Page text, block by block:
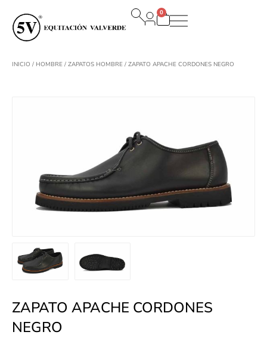
contenido
0
Carrito
INICIO / HOMBRE / ZAPATOS HOMBRE / ZAPATO APACHE CORDONES NEGRO
ZAPATO APACHE CORDONES
NEGRO